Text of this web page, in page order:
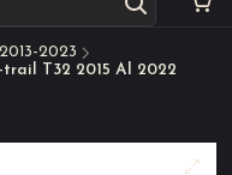
2023
T32 2015 Al 2022